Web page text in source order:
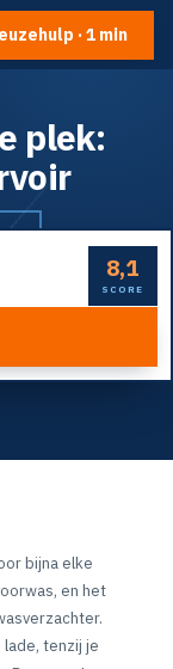
· 1 min
plek:
8,1
SCORE
bijna elke
en het
tenzij je